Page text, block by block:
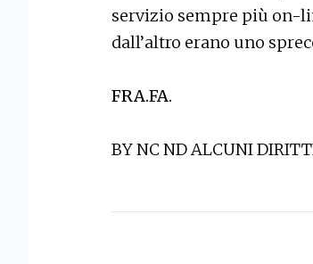
servizio sempre più on-
dall’altro erano uno
FRA.FA.
BY NC ND ALCUNI